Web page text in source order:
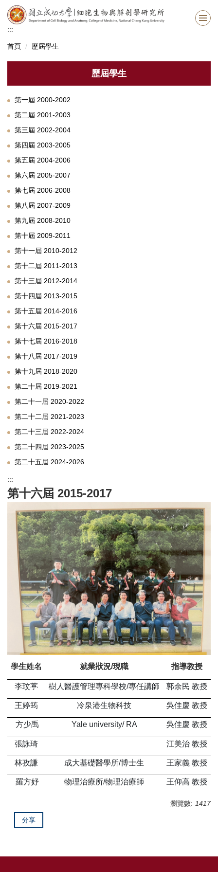
跳
到
主
內
:::
首頁 歷屆學生
歷屆學生
第一屆 2000-2002
第二屆 2001-2003
第三屆 2002-2004
第四屆 2003-2005
第五屆 2004-2006
第六屆 2005-2007
第七屆 2006-2008
第八屆 2007-2009
第九屆 2008-2010
第十屆 2009-2011
第十一屆 2010-2012
第十二屆 2011-2013
第十三屆 2012-2014
第十四屆 2013-2015
第十五屆 2014-2016
第十六屆 2015-2017
第十七屆 2016-2018
第十八屆 2017-2019
第十九屆 2018-2020
第二十屆 2019-2021
第二十一屆 2020-2022
第二十二屆 2021-2023
第二十三屆 2022-2024
第二十四屆 2023-2025
第二十五屆 2024-2026
:::
第十六屆 2015-2017
學生姓名 就業狀況/現職 指導教授
李玟葶 樹人醫護管理專科學校/專任講師 郭余民 教授
王婷筠 冷泉港生物科技 吳佳慶 教授
方少禹 Yale university/ RA 吳佳慶 教授
張詠琦 江美治 教授
林孜謙 成大基礎醫學所/博士生 王家義 教授
羅方妤 物理治療所/物理治療師 王仰高 教授
瀏覽數: 1417
分享